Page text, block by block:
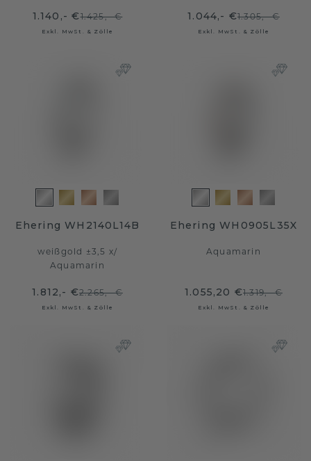
1.140,- €1.425,- €
Exkl. MwSt. & Zölle
1.044,- €1.305,- €
Exkl. MwSt. & Zölle
Ehering WH2140L14B
weißgold ±3,5 x/
Aquamarin
1.812,- €2.265,- €
Exkl. MwSt. & Zölle
Ehering WH0905L35X
Aquamarin
1.055,20 €1.319,- €
Exkl. MwSt. & Zölle